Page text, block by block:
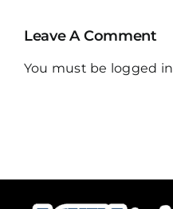
Leave A Comment
You must be logged in